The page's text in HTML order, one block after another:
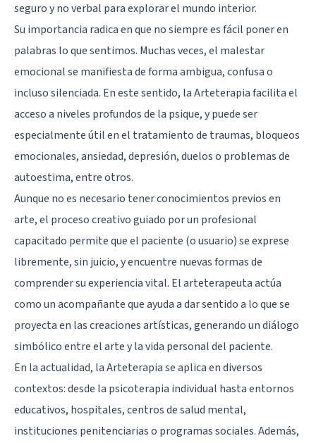
seguro y no verbal para explorar el mundo interior.
Su importancia radica en que no siempre es fácil poner en
palabras lo que sentimos. Muchas veces, el malestar
emocional se manifiesta de forma ambigua, confusa o
incluso silenciada. En este sentido, la Arteterapia facilita el
acceso a niveles profundos de la psique, y puede ser
especialmente útil en el tratamiento de traumas, bloqueos
emocionales, ansiedad, depresión, duelos o problemas de
autoestima, entre otros.
Aunque no es necesario tener conocimientos previos en
arte, el proceso creativo guiado por un profesional
capacitado permite que el paciente (o usuario) se exprese
libremente, sin juicio, y encuentre nuevas formas de
comprender su experiencia vital. El arteterapeuta actúa
como un acompañante que ayuda a dar sentido a lo que se
proyecta en las creaciones artísticas, generando un diálogo
simbólico entre el arte y la vida personal del paciente.
En la actualidad, la Arteterapia se aplica en diversos
contextos: desde la psicoterapia individual hasta entornos
educativos, hospitales, centros de salud mental,
instituciones penitenciarias o programas sociales. Además,